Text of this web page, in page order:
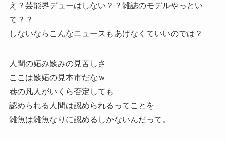
え？芸能界デューはしない？？雑誌のモデルやっとい
て？？
しないならこんなニュースもあげなくていいのでは？
人間の妬み嫉みの見苦しさ
ここは嫉妬の見本市だなｗ
巷の凡人がいくら否定しても
認められる人間は認められるってことを
雑魚は雑魚なりに認めるしかないんだって。